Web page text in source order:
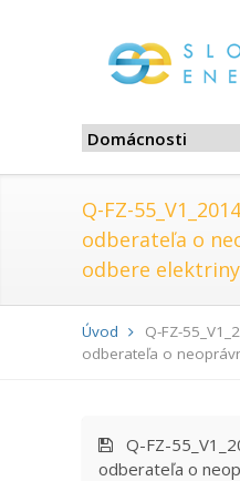
Q-FZ-
odberateľa o
odbere elektriny
Úvod
Q-FZ-
odberateľa o
Q-FZ-
odberateľa o